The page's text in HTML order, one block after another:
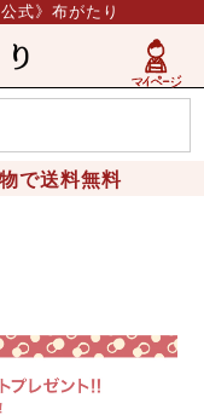
式》布がたり
で送料無料